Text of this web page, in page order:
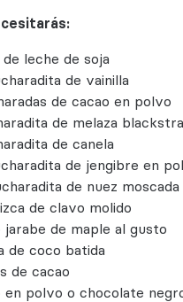
de leche de soja
de vainilla
de cacao en polvo
de melaza
de canela
de jengibre en
de nuez moscada
de clavo molido
jarabe de maple al gusto
de coco batida
de cacao
en polvo o chocolate